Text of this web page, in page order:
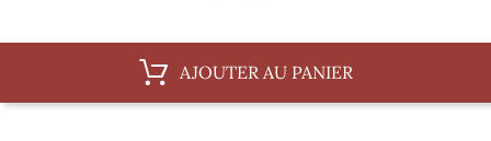
AJOUTER AU PANIER